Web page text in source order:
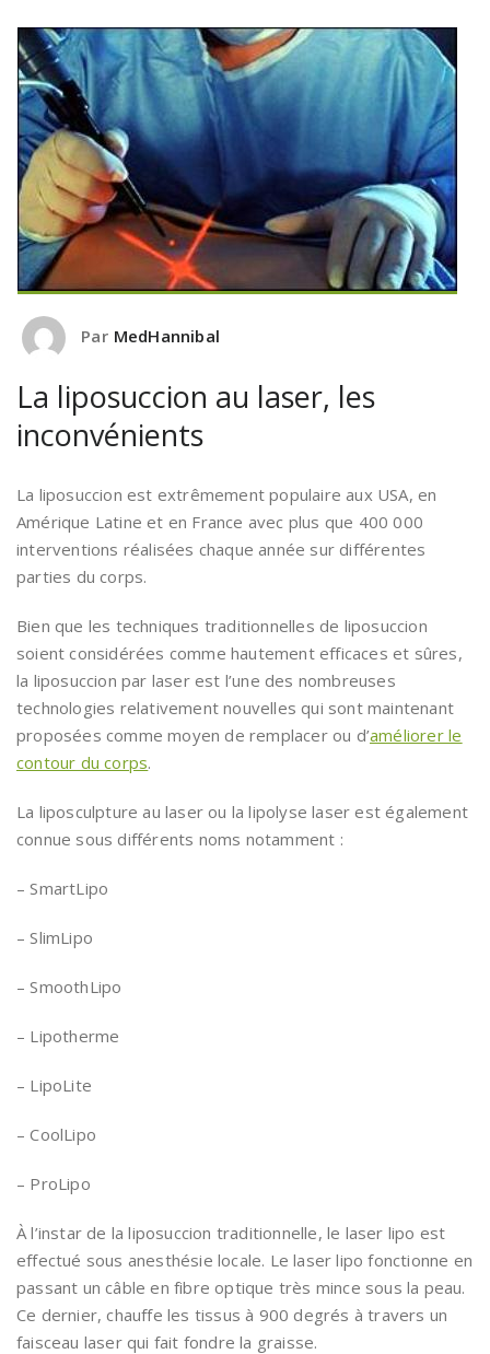
Par MedHannibal
La liposuccion au laser, les
inconvénients
La liposuccion est extrêmement populaire aux USA, en
Amérique Latine et en France avec plus que 400 000
interventions réalisées chaque année sur différentes
parties du corps.
Bien que les techniques traditionnelles de liposuccion
soient considérées comme hautement efficaces et sûres,
la liposuccion par laser est l’une des nombreuses
technologies relativement nouvelles qui sont maintenant
proposées comme moyen de remplacer ou d’améliorer le
contour du corps.
La liposculpture au laser ou la lipolyse laser est également
connue sous différents noms notamment :
– SmartLipo
– SlimLipo
– SmoothLipo
– Lipotherme
– LipoLite
– CoolLipo
– ProLipo
À l’instar de la liposuccion traditionnelle, le laser lipo est
effectué sous anesthésie locale. Le laser lipo fonctionne en
passant un câble en fibre optique très mince sous la peau.
Ce dernier, chauffe les tissus à 900 degrés à travers un
faisceau laser qui fait fondre la graisse.